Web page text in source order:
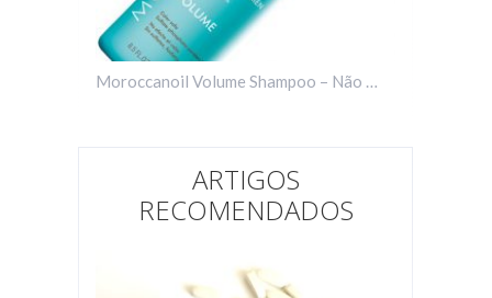
Moroccanoil Volume Shampoo – Não …
ARTIGOS
RECOMENDADOS